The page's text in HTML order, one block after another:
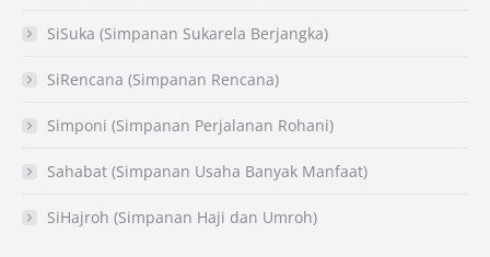
windowwindowwindow
SiSuka (Simpanan Sukarela Berjangka)
SiRencana (Simpanan Rencana)
Simponi (Simpanan Perjalanan Rohani)
Sahabat (Simpanan Usaha Banyak Manfaat)
SiHajroh (Simpanan Haji dan Umroh)